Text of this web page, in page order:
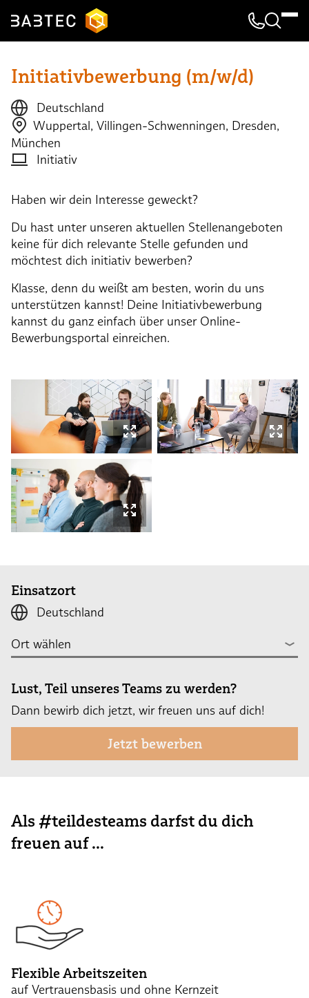
Suche
Kontakt &
Initiativbewerbung (m/w/d)
Deutschland
Wuppertal, Villingen-Schwenningen, Dresden,
München
Initiativ
Haben wir dein Interesse geweckt?
Du hast unter unseren aktuellen Stellenangeboten
keine für dich relevante Stelle gefunden und
möchtest dich initiativ bewerben?
Klasse, denn du weißt am besten, worin du uns
unterstützen kannst! Deine Initiativbewerbung
kannst du ganz einfach über unser Online-
Bewerbungsportal einreichen.
Einsatzort
Deutschland
Lust, Teil unseres Teams zu werden?
Dann bewirb dich jetzt, wir freuen uns auf dich!
Jetzt bewerben
Als #teildesteams darfst du dich
freuen auf ...
Flexible Arbeitszeiten
auf Vertrauensbasis und ohne Kernzeit